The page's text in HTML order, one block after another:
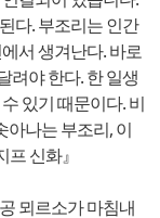
다. 부조리는 인간
서 생겨난다. 바로
려야 한다. 한 일생
있기 때문이다. 비
아나는 부조리, 이
신화』
뫼르소가 마침내